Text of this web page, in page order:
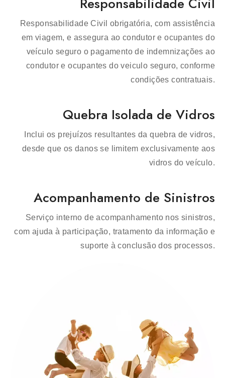
Responsabilidade Civil obrigatória, com assistência
em viagem, e assegura ao condutor e ocupantes do
veículo seguro o pagamento de indemnizações ao
condutor e ocupantes do veiculo seguro, conforme
condições contratuais.
Quebra Isolada de Vidros
Inclui os prejuízos resultantes da quebra de vidros,
desde que os danos se limitem exclusivamente aos
vidros do veículo.
Acompanhamento de Sinistros
Serviço interno de acompanhamento nos sinistros,
com ajuda à participação, tratamento da informação e
suporte à conclusão dos processos.